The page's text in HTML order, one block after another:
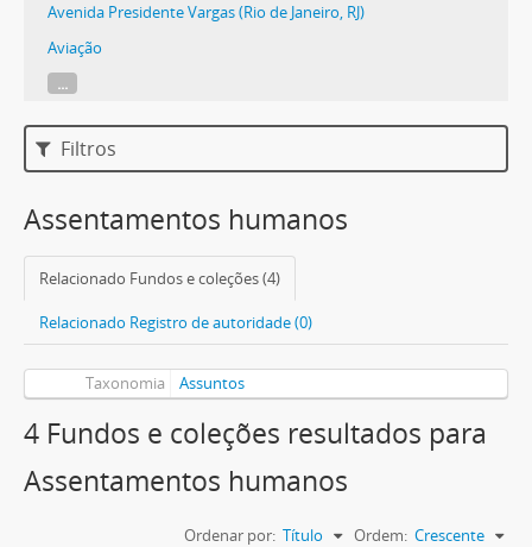
Avenida Presidente Vargas (Rio de Janeiro, RJ)
Aviação
...
Filtros
Assentamentos humanos
Relacionado Fundos e coleções (4)
Relacionado Registro de autoridade (0)
Taxonomia Assuntos
4 Fundos e coleções resultados para
Assentamentos humanos
Ordenar por: Título Ordem: Crescente